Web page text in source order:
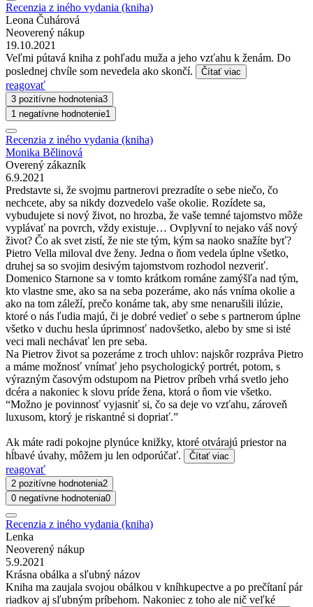
Recenzia z iného vydania (kniha)
Leona Čuhárová
Neoverený nákup
19.10.2021
Veľmi pútavá kniha z pohľadu muža a jeho vzťahu k ženám. Do
poslednej chvíle som nevedela ako skončí.
Čítať viac
reagovať
3 pozitívne hodnotenia3
1 negatívne hodnotenie1
Recenzia z iného vydania (kniha)
Monika Bělinová
Overený zákazník
6.9.2021
Predstavte si, že svojmu partnerovi prezradíte o sebe niečo, čo
nechcete, aby sa nikdy dozvedelo vaše okolie. Rozídete sa,
vybudujete si nový život, no hrozba, že vaše temné tajomstvo môže
vyplávať na povrch, vždy existuje… Ovplyvní to nejako váš nový
život? Čo ak svet zistí, že nie ste tým, kým sa naoko snažíte byť?
Pietro Vella miloval dve ženy. Jedna o ňom vedela úplne všetko,
druhej sa so svojim desivým tajomstvom rozhodol nezveriť.
Domenico Starnone sa v tomto krátkom románe zamýšľa nad tým,
kto vlastne sme, ako sa na seba pozeráme, ako nás vníma okolie a
ako na tom záleží, prečo konáme tak, aby sme nenarušili ilúzie,
ktoré o nás ľudia majú, či je dobré vedieť o sebe s partnerom úplne
všetko v duchu hesla úprimnosť nadovšetko, alebo by sme si isté
veci mali nechávať len pre seba.
Na Pietrov život sa pozeráme z troch uhlov: najskôr rozpráva Pietro
a máme možnosť vnímať jeho psychologický portrét, potom, s
výrazným časovým odstupom na Pietrov príbeh vrhá svetlo jeho
dcéra a nakoniec k slovu príde žena, ktorá o ňom vie všetko.
“Možno je povinnosť vyjasniť si, čo sa deje vo vzťahu, zároveň
luxusom, ktorý je riskantné si dopriať.”
Ak máte radi pokojne plynúce knižky, ktoré otvárajú priestor na
hĺbavé úvahy, môžem ju len odporúčať.
Čítať viac
reagovať
2 pozitívne hodnotenia2
0 negatívne hodnotenia0
Recenzia z iného vydania (kniha)
Lenka
Neoverený nákup
5.9.2021
Krásna obálka a sľubný názov
Kniha ma zaujala svojou obálkou v kníhkupectve a po prečítaní pár
riadkov aj sľubným príbehom. Nakoniec z toho ale nič veľké